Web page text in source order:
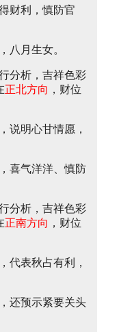
财利，慎防官
八月生女。
分析，吉祥色彩
正北方向 ，财位
说明心甘情愿，
喜气洋洋、慎防
分析，吉祥色彩
正南方向 ，财位
代表秋占有利，
还预示紧要关头